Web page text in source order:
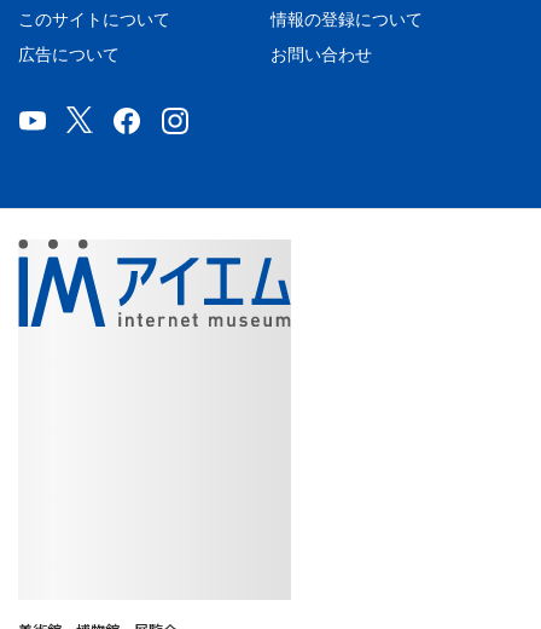
このサイトについて
情報の登録について
広告について
お問い合わせ